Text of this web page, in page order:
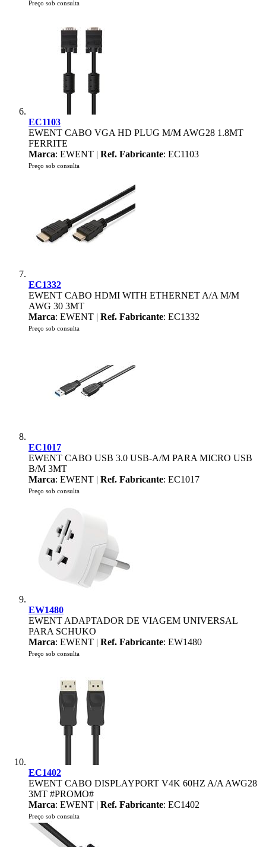
Preço sob consulta
EC1103
EWENT CABO VGA HD PLUG M/M AWG28 1.8MT
FERRITE
Marca: EWENT | Ref. Fabricante: EC1103
Preço sob consulta
EC1332
EWENT CABO HDMI WITH ETHERNET A/A M/M
AWG 30 3MT
Marca: EWENT | Ref. Fabricante: EC1332
Preço sob consulta
EC1017
EWENT CABO USB 3.0 USB-A/M PARA MICRO USB
B/M 3MT
Marca: EWENT | Ref. Fabricante: EC1017
Preço sob consulta
EW1480
EWENT ADAPTADOR DE VIAGEM UNIVERSAL
PARA SCHUKO
Marca: EWENT | Ref. Fabricante: EW1480
Preço sob consulta
EC1402
EWENT CABO DISPLAYPORT V4K 60HZ A/A AWG28
3MT #PROMO#
Marca: EWENT | Ref. Fabricante: EC1402
Preço sob consulta